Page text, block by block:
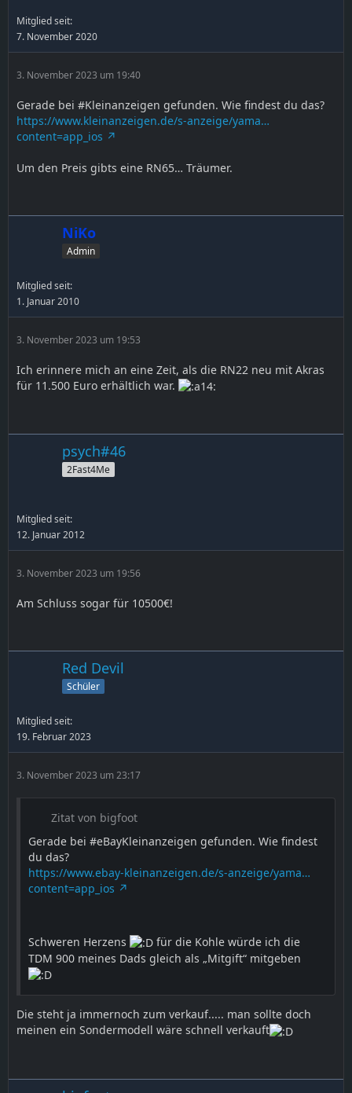
Mitglied seit:
7. November 2020
3. November 2023 um 19:40
Gerade bei #Kleinanzeigen gefunden. Wie findest du das?
https://www.kleinanzeigen.de/s-anzeige/yama…
content=app_ios
Um den Preis gibts eine RN65… Träumer.
NiKo
Admin
Mitglied seit:
1. Januar 2010
3. November 2023 um 19:53
Ich erinnere mich an eine Zeit, als die RN22 neu mit Akras
für 11.500 Euro erhältlich war.
psych#46
2Fast4Me
Mitglied seit:
12. Januar 2012
3. November 2023 um 19:56
Am Schluss sogar für 10500€!
Red Devil
Schüler
Mitglied seit:
19. Februar 2023
3. November 2023 um 23:17
Zitat von bigfoot
Gerade bei #eBayKleinanzeigen gefunden. Wie findest
du das?
https://www.ebay-kleinanzeigen.de/s-anzeige/yama…
content=app_ios
Schweren Herzens
für die Kohle würde ich die
TDM 900 meines Dads gleich als „Mitgift“ mitgeben
Die steht ja immernoch zum verkauf..... man sollte doch
meinen ein Sondermodell wäre schnell verkauft